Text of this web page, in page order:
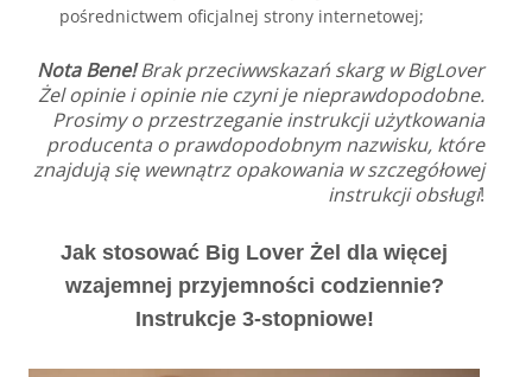
pośrednictwem oficjalnej strony internetowej;
Nota Bene!Brak przeciwwskazań skarg w BigLover
Żel opinie i opinie nie czyni je nieprawdopodobne.
Prosimy o przestrzeganie instrukcji użytkowania
producenta o prawdopodobnym nazwisku, które
znajdują się wewnątrz opakowania w szczegółowej
instrukcji obsługi!
Jak stosować Big Lover Żel dla więcej
wzajemnej przyjemności codziennie?
Instrukcje 3-stopniowe!